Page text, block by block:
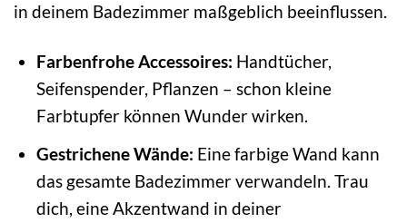
in deinem Badezimmer maßgeblich beeinflussen.
Farbenfrohe Accessoires: Handtücher,
Seifenspender, Pflanzen – schon kleine
Farbtupfer können Wunder wirken.
Gestrichene Wände: Eine farbige Wand kann
das gesamte Badezimmer verwandeln. Trau
dich, eine Akzentwand in deiner